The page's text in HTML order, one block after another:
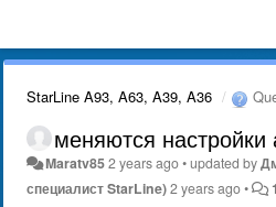
StarLine A93, A63, A39, A36
меняются настройки
Maratv852 years ago•updated by
специалист StarLine)2 years ago•